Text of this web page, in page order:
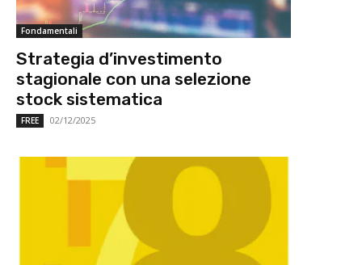
Fondamentali
Strategia d’investimento
stagionale con una selezione
stock sistematica
FREE 02/12/2025